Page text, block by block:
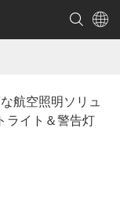
航空照明ソリュ
ライト＆警告灯